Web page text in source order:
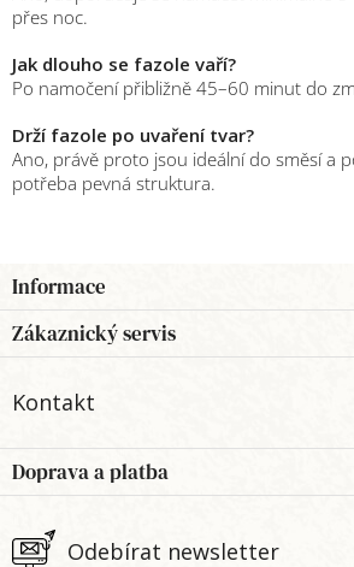
přes noc.
Jak dlouho se fazole vaří?
Po namočení přibližně 45–60 minut do
Drží fazole po uvaření tvar?
Ano, právě proto jsou ideální do směsía
potřeba pevná struktura.
á
p
a
Informace
Zákaznický servis
Kontakt
Odebírat newsletter
Doprava a platba